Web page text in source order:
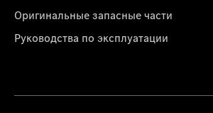
Оригинальные запасные части
Руководства по эксплуатации